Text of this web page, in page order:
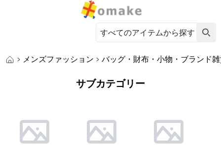
メンズファッション バッグ・財布・小物・ブランド
サブカテゴリー